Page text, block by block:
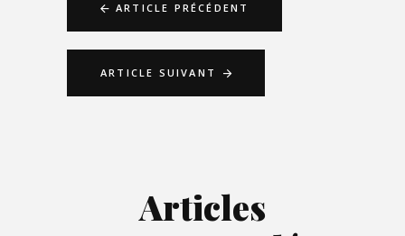
ARTICLE PRÉCÉDENT
ARTICLE SUIVANT
Articles